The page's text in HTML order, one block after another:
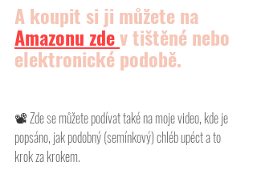
A koupit si ji můžete na
Amazonu zde v tištěné nebo
elektronické podobě.
📽 Zde se můžete podívat také na moje video, kde je
popsáno, jak podobný (semínkový) chléb upéct a to
krok za krokem.